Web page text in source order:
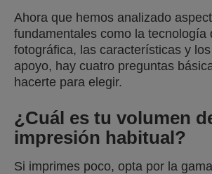
Ahora que hemos analizado
fundamentales como la tecnología
fotográfica, las características y
apoyo, hay cuatro preguntas
hacerte para elegir.
¿Cuál es tu volumen
impresión habitual?
Si imprimes poco, opta por la gama